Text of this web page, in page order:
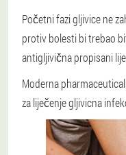
Početni fazi gljivice ne
protiv bolesti bi trebao
antigljivična propisani
Moderna
za liječenje gljivicna